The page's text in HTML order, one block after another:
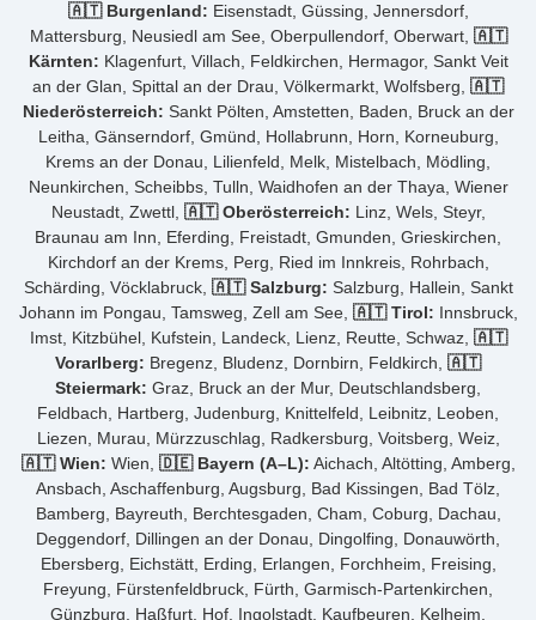
🇦🇹 Burgenland: Eisenstadt, Güssing, Jennersdorf,
Mattersburg, Neusiedl am See, Oberpullendorf, Oberwart, 🇦🇹
Kärnten: Klagenfurt, Villach, Feldkirchen, Hermagor, Sankt Veit
an der Glan, Spittal an der Drau, Völkermarkt, Wolfsberg, 🇦🇹
Niederösterreich: Sankt Pölten, Amstetten, Baden, Bruck an der
Leitha, Gänserndorf, Gmünd, Hollabrunn, Horn, Korneuburg,
Krems an der Donau, Lilienfeld, Melk, Mistelbach, Mödling,
Neunkirchen, Scheibbs, Tulln, Waidhofen an der Thaya, Wiener
Neustadt, Zwettl, 🇦🇹 Oberösterreich: Linz, Wels, Steyr,
Braunau am Inn, Eferding, Freistadt, Gmunden, Grieskirchen,
Kirchdorf an der Krems, Perg, Ried im Innkreis, Rohrbach,
Schärding, Vöcklabruck, 🇦🇹 Salzburg: Salzburg, Hallein, Sankt
Johann im Pongau, Tamsweg, Zell am See, 🇦🇹 Tirol: Innsbruck,
Imst, Kitzbühel, Kufstein, Landeck, Lienz, Reutte, Schwaz, 🇦🇹
Vorarlberg: Bregenz, Bludenz, Dornbirn, Feldkirch, 🇦🇹
Steiermark: Graz, Bruck an der Mur, Deutschlandsberg,
Feldbach, Hartberg, Judenburg, Knittelfeld, Leibnitz, Leoben,
Liezen, Murau, Mürzzuschlag, Radkersburg, Voitsberg, Weiz,
🇦🇹 Wien: Wien, 🇩🇪 Bayern (A–L): Aichach, Altötting, Amberg,
Ansbach, Aschaffenburg, Augsburg, Bad Kissingen, Bad Tölz,
Bamberg, Bayreuth, Berchtesgaden, Cham, Coburg, Dachau,
Deggendorf, Dillingen an der Donau, Dingolfing, Donauwörth,
Ebersberg, Eichstätt, Erding, Erlangen, Forchheim, Freising,
Freyung, Fürstenfeldbruck, Fürth, Garmisch-Partenkirchen,
Günzburg, Haßfurt, Hof, Ingolstadt, Kaufbeuren, Kelheim,